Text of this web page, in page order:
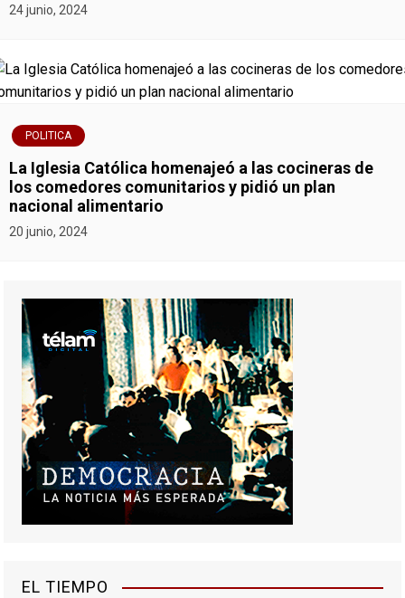
24 junio, 2024
POLITICA
La Iglesia Católica homenajeó a las cocineras de
los comedores comunitarios y pidió un plan
nacional alimentario
20 junio, 2024
EL TIEMPO